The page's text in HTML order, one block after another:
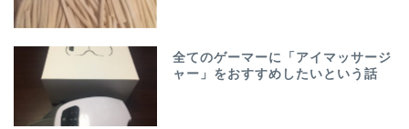
全てのゲーマーに「アイマッサージ
ャー」をおすすめしたいという話